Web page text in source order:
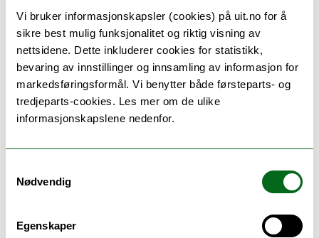
Vi bruker informasjonskapsler (cookies) på uit.no for å
sikre best mulig funksjonalitet og riktig visning av
nettsidene. Dette inkluderer cookies for statistikk,
bevaring av innstillinger og innsamling av informasjon for
markedsføringsformål. Vi benytter både førsteparts- og
tredjeparts-cookies. Les mer om de ulike
informasjonskapslene nedenfor.
Nødvendig
Egenskaper
Selve elevaktiviteten er gratis for skolene, men skolene
må betale for utstyrsboksene, 2000 kr per boks (2-3
elever per boks). Det gis reisestøtte for skoler som har